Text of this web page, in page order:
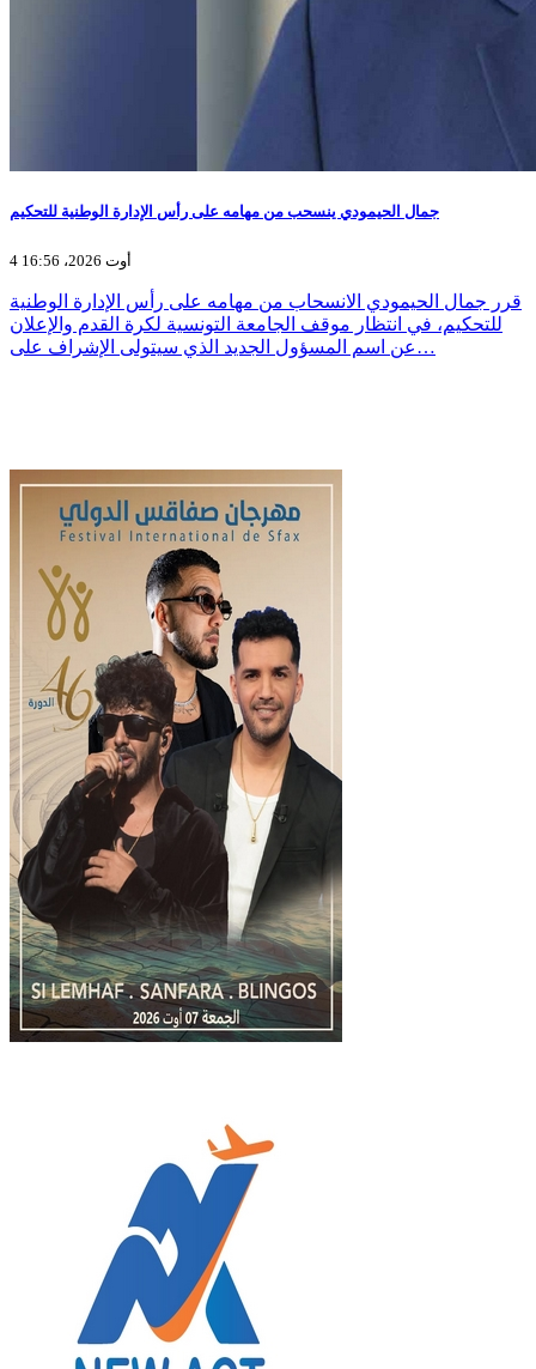
جمال الحيمودي ينسحب من مهامه على رأس الإدارة الوطنية للتحكيم
4 أوت 2026، 16:56
قرر جمال الحيمودي الانسحاب من مهامه على رأس الإدارة الوطنية
للتحكيم، في انتظار موقف الجامعة التونسية لكرة القدم والإعلان
عن اسم المسؤول الجديد الذي سيتولى الإشراف على…